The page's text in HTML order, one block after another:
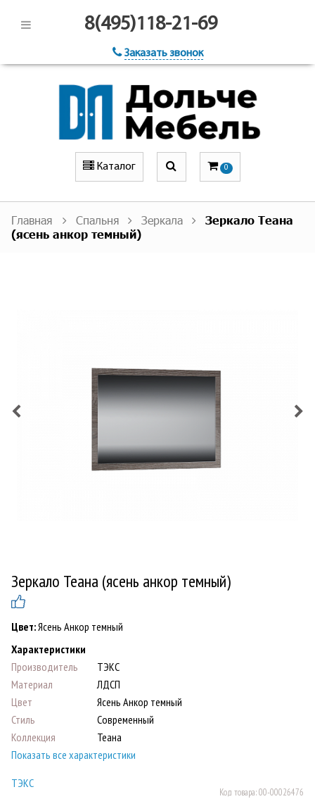
8(495)118-21-69
Заказать звонок
Каталог 0
Главная Спальня Зеркала
Зеркало Теана
(ясень анкор темный)
Зеркало Теана (ясень анкор темный)
Цвет:Ясень Анкор темный
Характеристики
Производитель
ТЭКС
Материал
ЛДСП
Цвет
Ясень Анкор темный
Стиль
Современный
Коллекция
Теана
Показать все характеристики
ТЭКС
Код товара:00-00026476